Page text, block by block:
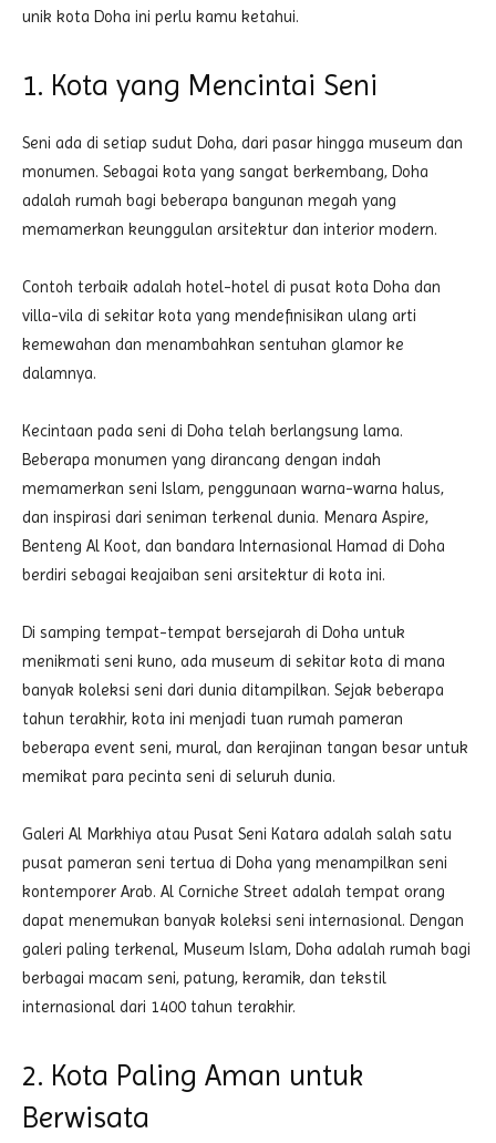
unik kota Doha ini perlu kamu ketahui.
1. Kota yang Mencintai Seni
Seni ada di setiap sudut Doha, dari pasar hingga museum dan
monumen. Sebagai kota yang sangat berkembang, Doha
adalah rumah bagi beberapa bangunan megah yang
memamerkan keunggulan arsitektur dan interior modern.
Contoh terbaik adalah hotel-hotel di pusat kota Doha dan
villa-vila di sekitar kota yang mendefinisikan ulang arti
kemewahan dan menambahkan sentuhan glamor ke
dalamnya.
Kecintaan pada seni di Doha telah berlangsung lama.
Beberapa monumen yang dirancang dengan indah
memamerkan seni Islam, penggunaan warna-warna halus,
dan inspirasi dari seniman terkenal dunia. Menara Aspire,
Benteng Al Koot, dan bandara Internasional Hamad di Doha
berdiri sebagai keajaiban seni arsitektur di kota ini.
Di samping tempat-tempat bersejarah di Doha untuk
menikmati seni kuno, ada museum di sekitar kota di mana
banyak koleksi seni dari dunia ditampilkan. Sejak beberapa
tahun terakhir, kota ini menjadi tuan rumah pameran
beberapa event seni, mural, dan kerajinan tangan besar untuk
memikat para pecinta seni di seluruh dunia.
Galeri Al Markhiya atau Pusat Seni Katara adalah salah satu
pusat pameran seni tertua di Doha yang menampilkan seni
kontemporer Arab. Al Corniche Street adalah tempat orang
dapat menemukan banyak koleksi seni internasional. Dengan
galeri paling terkenal, Museum Islam, Doha adalah rumah bagi
berbagai macam seni, patung, keramik, dan tekstil
internasional dari 1400 tahun terakhir.
2. Kota Paling Aman untuk
Berwisata